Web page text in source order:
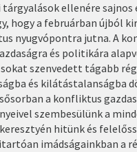
ellenére sajnos
hogy a februárban újból
nyugvópontra jutna. A
és politikára
szenvedett tágabb
és kilátástalanságba
a konfliktus
szembesülünk a
hitünk és
imádságainkban a